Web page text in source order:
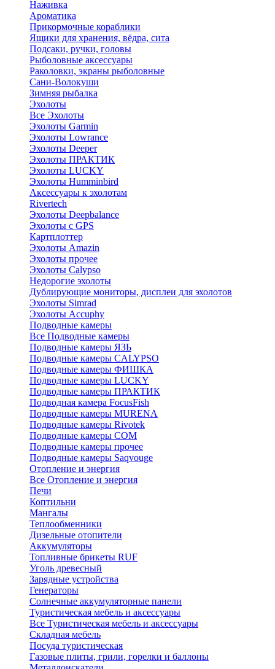
Наживка
Ароматика
Прикормочные кораблики
Ящики для хранения, вёдра, сита
Подсаки, ручки, головы
Рыболовные аксессуары
Раколовки, экраны рыболовные
Сани-Волокуши
Зимняя рыбалка
Эхолоты
Все Эхолоты
Эхолоты Garmin
Эхолоты Lowrance
Эхолоты Deeper
Эхолоты ПРАКТИК
Эхолоты LUCKY
Эхолоты Humminbird
Аксессуары к эхолотам
Rivertech
Эхолоты Deepbalance
Эхолоты с GPS
Картплоттер
Эхолоты Amazin
Эхолоты прочее
Эхолоты Calypso
Недорогие эхолоты
Дублирующие мониторы, дисплеи для эхолотов
Эхолоты Simrad
Эхолоты Accuphy
Подводные камеры
Все Подводные камеры
Подводные камеры ЯЗЬ
Подводные камеры CALYPSO
Подводные камеры ФИШКА
Подводные камеры LUCKY
Подводные камеры ПРАКТИК
Подводная камера FocusFish
Подводные камеры MURENA
Подводные камеры Rivotek
Подводные камеры СОМ
Подводные камеры прочее
Подводные камеры Saqvouge
Отопление и энергия
Все Отопление и энергия
Печи
Коптильни
Мангалы
Теплообменники
Дизельные отопители
Аккумуляторы
Топливные брикеты RUF
Уголь древесный
Зарядные устройства
Генераторы
Солнечные аккумуляторные панели
Туристическая мебель и аксессуары
Все Туристическая мебель и аксессуары
Складная мебель
Посуда туристическая
Газовые плиты, грили, горелки и баллоны